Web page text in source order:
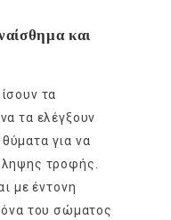
και
τα
τα ελέγξουν
για να
τροφής.
με έντονη
του σώματος